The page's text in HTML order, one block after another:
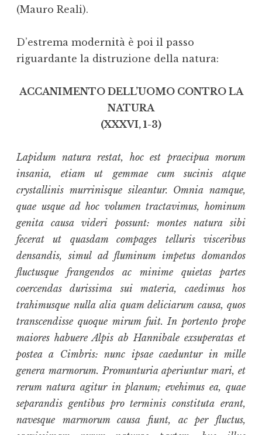
(Mauro Reali).
D’estrema modernità è poi il passo
riguardante la distruzione della natura:
ACCANIMENTO DELL’UOMO CONTRO LA
NATURA
(XXXVI, 1-3)
Lapidum natura restat, hoc est praecipua morum
insania, etiam ut gemmae cum sucinis atque
crystallinis murrinisque sileantur. Omnia namque,
quae usque ad hoc volumen tractavimus, hominum
genita causa videri possunt: montes natura sibi
fecerat ut quasdam compages telluris visceribus
densandis, simul ad fluminum impetus domandos
fluctusque frangendos ac minime quietas partes
coercendas durissima sui materia, caedimus hos
trahimusque nulla alia quam deliciarum causa, quos
transcendisse quoque mirum fuit. In portento prope
maiores habuere Alpis ab Hannibale exsuperatas et
postea a Cimbris: nunc ipsae caeduntur in mille
genera marmorum. Promunturia aperiuntur mari, et
rerum natura agitur in planum; evehimus ea, quae
separandis gentibus pro terminis constituta erant,
navesque marmorum causa fiunt, ac per fluctus,